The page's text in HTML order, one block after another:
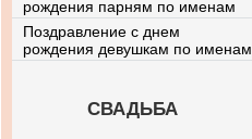
рождения парням по именам
Поздравление с днем
рождения девушкам по именам
СВАДЬБА